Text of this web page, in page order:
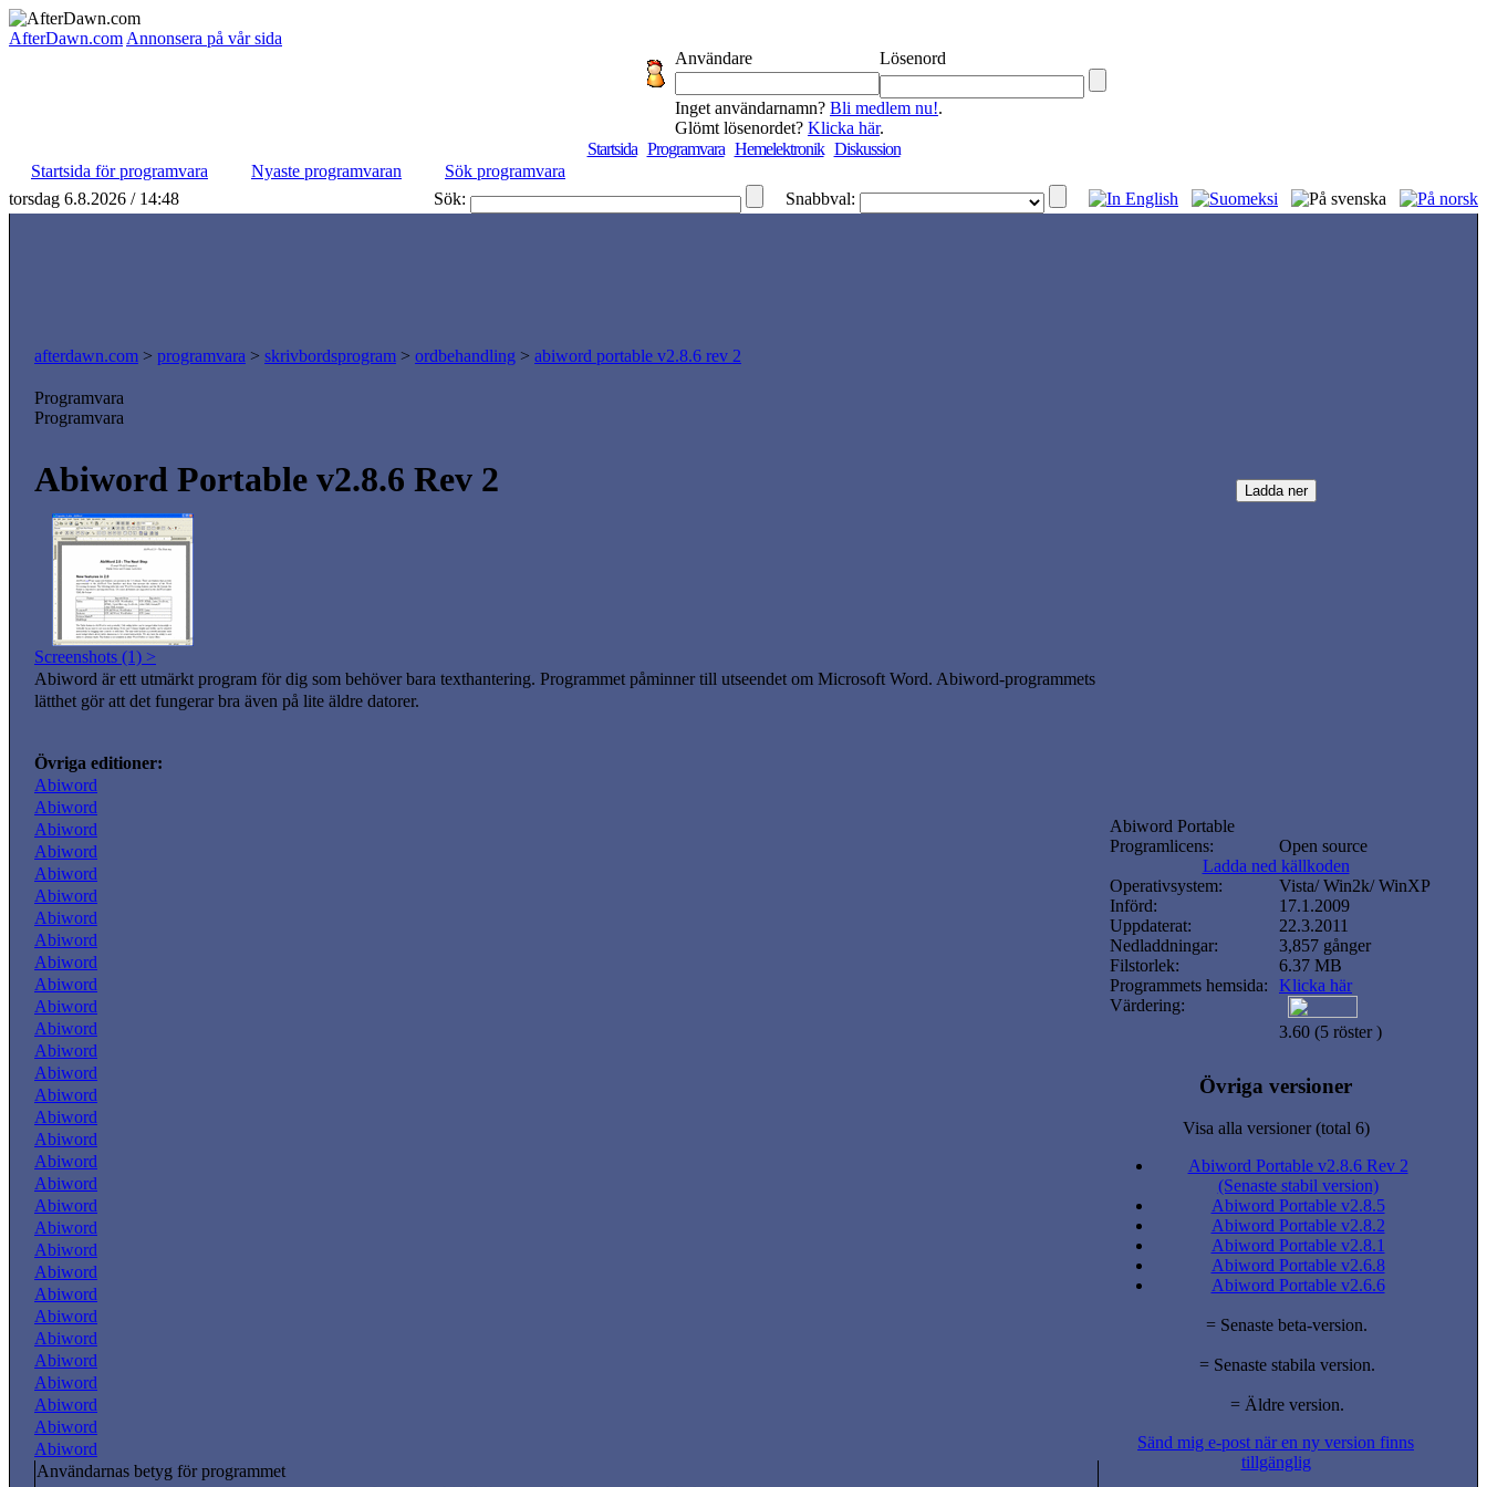
AfterDawn.com Annonsera på vår sida
Användare
Lösenord
Inget användarnamn? Bli medlem nu!.
Glömt lösenordet? Klicka här.
Startsida Programvara Hemelektronik Diskussion
Startsida för programvara
Nyaste programvaran
Sök programvara
torsdag 6.8.2026 / 14:48
Sök: Snabbval:
afterdawn.com > programvara > skrivbordsprogram > ordbehandling > abiword portable v2.8.6 rev 2
Programvara
Programvara
Abiword Portable v2.8.6 Rev 2
Screenshots (1) >
Abiword är ett utmärkt program för dig som behöver bara texthantering. Programmet påminner till utseendet om Microsoft Word. Abiword-programmets
lätthet gör att det fungerar bra även på lite äldre datorer.
Övriga editioner:
Abiword
Abiword
Abiword
Abiword
Abiword
Abiword
Abiword
Abiword
Abiword
Abiword
Abiword
Abiword
Abiword
Abiword
Abiword
Abiword
Abiword
Abiword
Abiword
Abiword
Abiword
Abiword
Abiword
Abiword
Abiword
Abiword
Abiword
Abiword
Abiword
Abiword
Abiword
Abiword Portable
Programlicens:
Open source
Ladda ned källkoden
Operativsystem:
Vista/ Win2k/ WinXP
Införd:
17.1.2009
Uppdaterat:
22.3.2011
Nedladdningar:
3,857 gånger
Filstorlek:
6.37 MB
Programmets hemsida:
Klicka här
Värdering:
3.60 (5 röster )
Övriga versioner
Visa alla versioner (total 6)
Abiword Portable v2.8.6 Rev 2
(Senaste stabil version)
Abiword Portable v2.8.5
Abiword Portable v2.8.2
Abiword Portable v2.8.1
Abiword Portable v2.6.8
Abiword Portable v2.6.6
= Senaste beta-version.
= Senaste stabila version.
= Äldre version.
Sänd mig e-post när en ny version finns
tillgänglig
Användarnas betyg för programmet